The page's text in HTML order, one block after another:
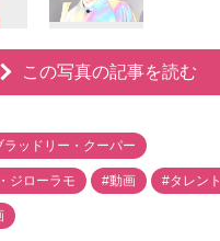
この写真の記事を読む
ラッドリー・クーパー
ジローラモ #動画 #タレント